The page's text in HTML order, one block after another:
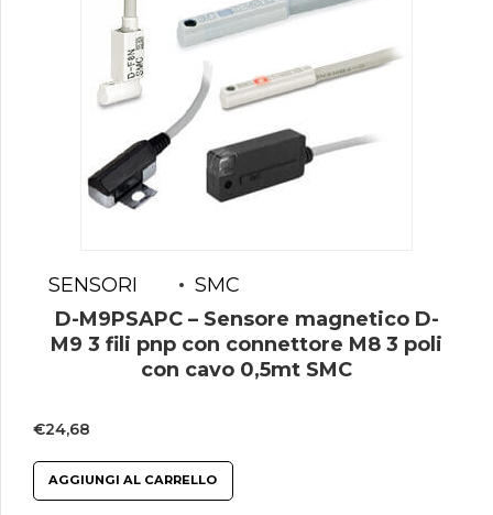
SENSORI
SMC
D-M9PSAPC – Sensore magnetico D-
M9 3 fili pnp con connettore M8 3 poli
con cavo 0,5mt SMC
€24,68
AGGIUNGI AL CARRELLO